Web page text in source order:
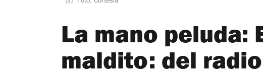
Foto: Cortesía
La mano peluda:
maldito: del